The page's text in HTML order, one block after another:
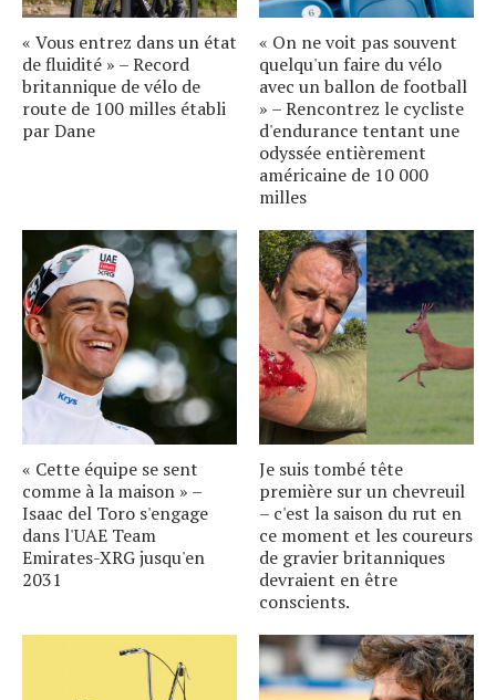
« Vous entrez dans un état
de fluidité » – Record
britannique de vélo de
route de 100 milles établi
par Dane
« On ne voit pas souvent
quelqu'un faire du vélo
avec un ballon de football
» – Rencontrez le cycliste
d'endurance tentant une
odyssée entièrement
américaine de 10 000
milles
« Cette équipe se sent
comme à la maison » –
Isaac del Toro s'engage
dans l'UAE Team
Emirates-XRG jusqu'en
2031
Je suis tombé tête
première sur un chevreuil
– c'est la saison du rut en
ce moment et les coureurs
de gravier britanniques
devraient en être
conscients.